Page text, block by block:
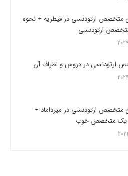
متخصص ارتودنسی در قیطریه + نحوه
ارتودنسی
ارتودنسی در دروس و اطراف آن
متخصص ارتودنسی در میرداماد +
یک متخصص خوب